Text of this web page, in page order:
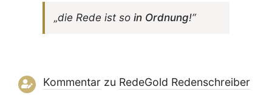
„die Rede ist so in Ordnung!“
Kommentarzu RedeGold Reden­schreiber